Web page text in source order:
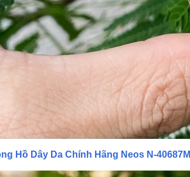
Hồ Dây Da Chính Hãng Neos N-40687M